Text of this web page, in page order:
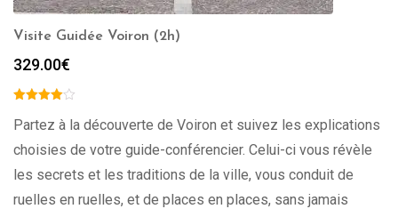
Visite Guidée Voiron (2h)
329.00€
Partez à la découverte de Voiron et suivez les explications
choisies de votre guide-conférencier. Celui-ci vous révèle
les secrets et les traditions de la ville, vous conduit de
ruelles en ruelles, et de places en places, sans jamais